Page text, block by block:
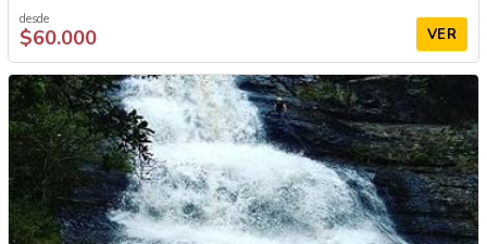
desde
$60.000 VER